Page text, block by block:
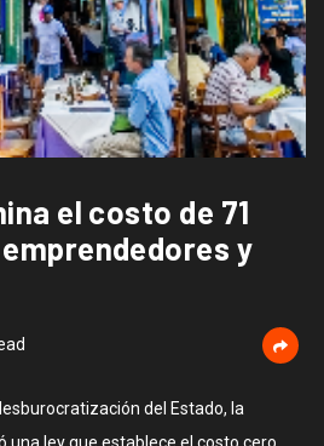
el costo de 71
y
del Estado, la